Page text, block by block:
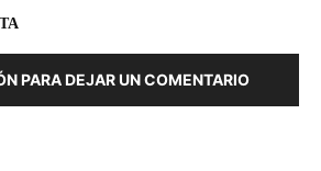
PARA DEJAR UN COMENTARIO